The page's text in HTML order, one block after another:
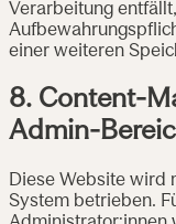
Verarbeitung
einer weiteren
8. Content-
Admin-
Diese Website wird
System betrieben.